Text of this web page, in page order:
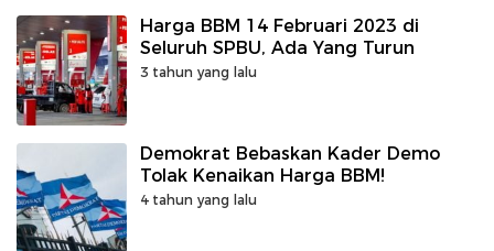
Harga BBM 14 Februari 2023 di
Seluruh SPBU, Ada Yang Turun
3 tahun yang lalu
Demokrat Bebaskan Kader Demo
Tolak Kenaikan Harga BBM!
4 tahun yang lalu